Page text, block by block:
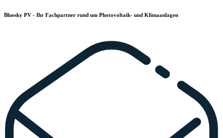
Bluesky PV - Ihr Fachpartner rund um Photovoltaik- und Klimaanlagen